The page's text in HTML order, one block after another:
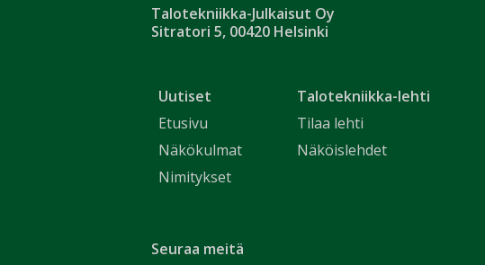
Talotekniikka-Julkaisut Oy
Sitratori 5, 00420 Helsinki
Uutiset
Etusivu
Näkökulmat
Nimitykset
Talotekniikka-lehti
Tilaa lehti
Näköislehdet
Seuraa meitä